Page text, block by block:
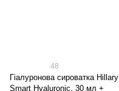
48
Гіалуронова сироватка Hillary
Smart Hyaluronic, 30 мл +